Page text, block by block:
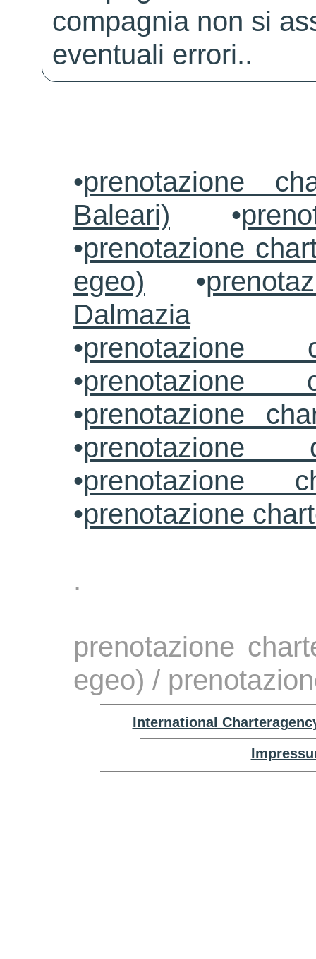
compagnia non si
eventuali errori..
•prenotazione
Baleari) •
•prenotazione
egeo) •
Dalmazia
•prenotazione
•prenotazione
•prenotazione
•prenotazione
•prenotazione
•prenotazione
.
prenotazione
egeo) /
International